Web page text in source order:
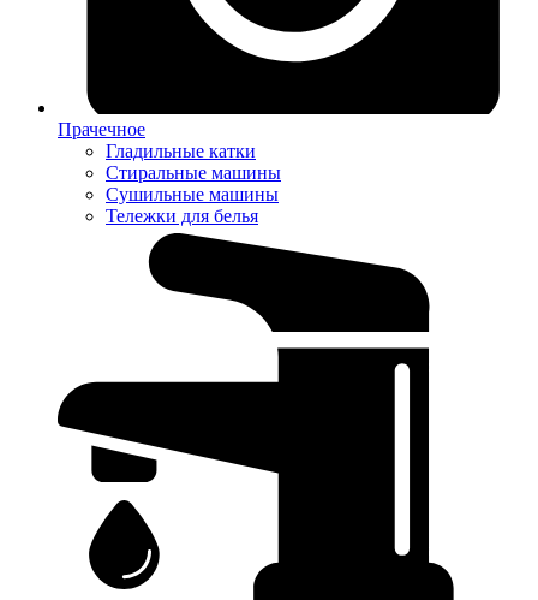
Прачечное
Гладильные катки
Стиральные машины
Сушильные машины
Тележки для белья